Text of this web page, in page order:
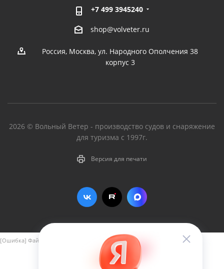
+7 499 3945240
shop@volveter.ru
Россия, Москва, ул. Народного Ополчения 38
корпус 3
2026 © Вольный Ветер - производство судов и снаряжение
для туризма с 1997г.
Версия для печати
[Ошибка] Файл include/aspro_next_yandex_pay.php не найден